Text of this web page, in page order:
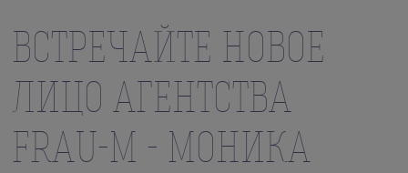
ВСТРЕЧАЙТЕ НОВОЕ
ЛИЦО АГЕНТСТВА
FRAU-M - МОНИКА